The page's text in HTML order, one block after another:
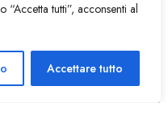
tutti”, acconsenti al
Accettare tutto
Ciao!